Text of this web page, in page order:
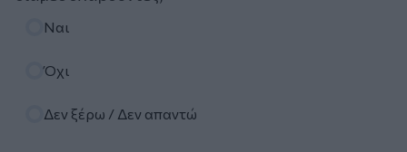
Ναι
Όχι
Δεν ξέρω / Δεν απαντώ